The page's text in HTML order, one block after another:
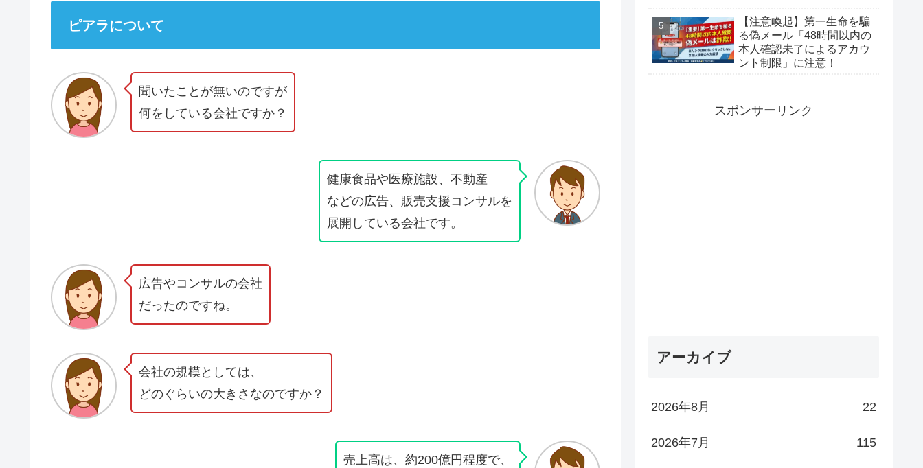
ピアラについて
聞いたことが無いのですが
何をしている会社ですか？
健康食品や医療施設、不動産
などの広告、販売支援コンサルを
展開している会社です。
広告やコンサルの会社
だったのですね。
会社の規模としては、
どのぐらいの大きさなのですか？
売上高は、約200億円程度で、
【注意喚起】第一生命を騙
る偽メール「48時間以内の
本人確認未了によるアカウ
ント制限」に注意！
スポンサーリンク
アーカイブ
2026年8月 22
2026年7月 115